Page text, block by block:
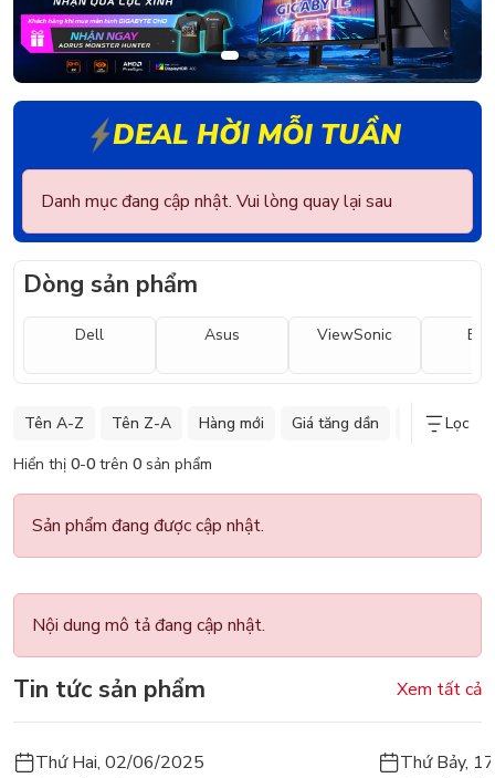
DEAL HỜI MỖI TUẦN
Danh mục đang cập nhật. Vui lòng quay lại sau
Dòng sản phẩm
Dell Asus ViewSonic E-
Hiển thị 0-0 trên 0 sản phẩm
Tên A-Z Tên Z-A Hàng mới Giá tăng dần Giá giảm dần
Lọc
Sản phẩm đang được cập nhật.
Nội dung mô tả đang cập nhật.
Tin tức sản phẩm Xem tất cả
Thứ Hai, 02/06/2025 Thứ Bảy,